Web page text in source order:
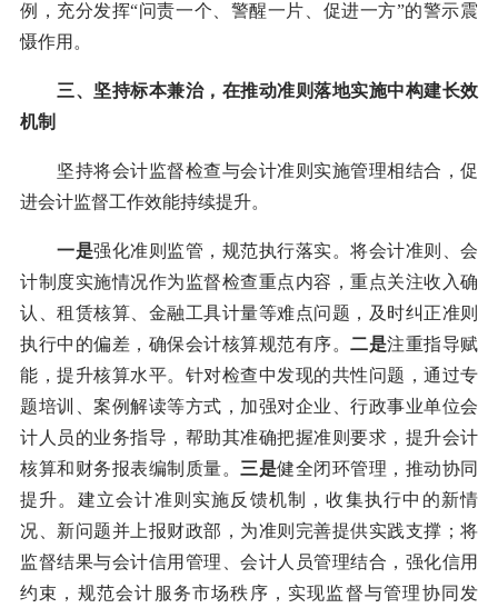
例，充分发挥“问责一个、警醒一片、促进一方”的警示震
慑作用。
三、坚持标本兼治，在推动准则落地实施中构建长效
机制
坚持将会计监督检查与会计准则实施管理相结合，促
进会计监督工作效能持续提升。
一是强化准则监管，规范执行落实。将会计准则、会
计制度实施情况作为监督检查重点内容，重点关注收入确
认、租赁核算、金融工具计量等难点问题，及时纠正准则
执行中的偏差，确保会计核算规范有序。 二是注重指导赋
能，提升核算水平。针对检查中发现的共性问题，通过专
题培训、案例解读等方式，加强对企业、行政事业单位会
计人员的业务指导，帮助其准确把握准则要求，提升会计
核算和财务报表编制质量。 三是健全闭环管理，推动协同
提升。建立会计准则实施反馈机制，收集执行中的新情
况、新问题并上报财政部，为准则完善提供实践支撑；将
监督结果与会计信用管理、会计人员管理结合，强化信用
约束，规范会计服务市场秩序，实现监督与管理协同发